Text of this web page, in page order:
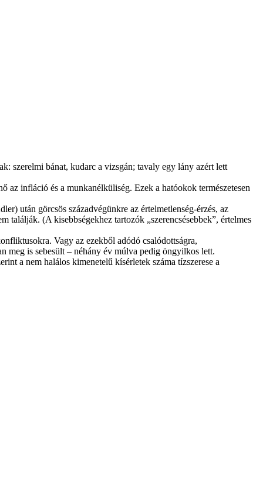
szerelmi bánat, kudarc a vizsgán; tavaly egy lány azért lett
infláció és a munkanélküliség. Ezek a hatóokok természetesen
után görcsös századvégünkre az értelmetlenség-érzés, az
találják. (A kisebbségekhez tartozók „szerencsésebbek”, értelmes
Vagy az ezekből adódó csalódottságra,
meg is sebesült – néhány év múlva pedig öngyilkos lett.
a nem halálos kimenetelű kísérletek száma tízszerese a